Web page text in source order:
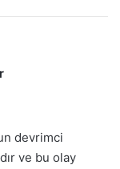
devrimci
ve bu olay